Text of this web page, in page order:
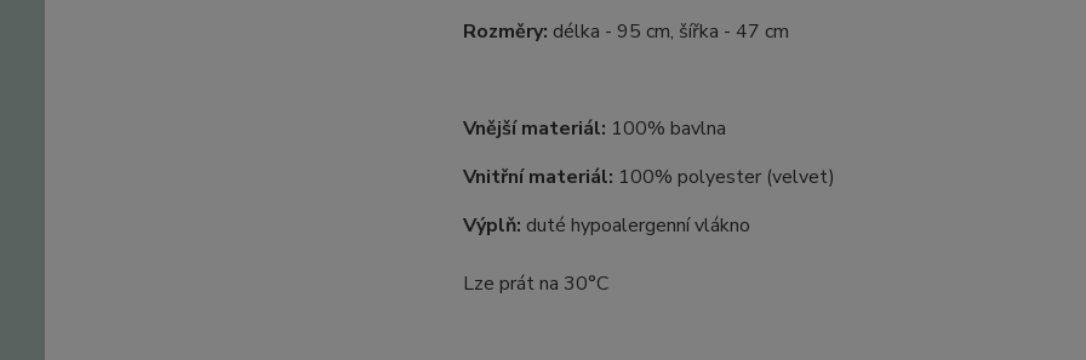
Rozměry: délka - 95 cm, šířka - 47 cm
Vnější materiál: 100% bavlna
Vnitřní materiál: 100% polyester (velvet)
Výplň: duté hypoalergenní vlákno
Lze prát na 30°C